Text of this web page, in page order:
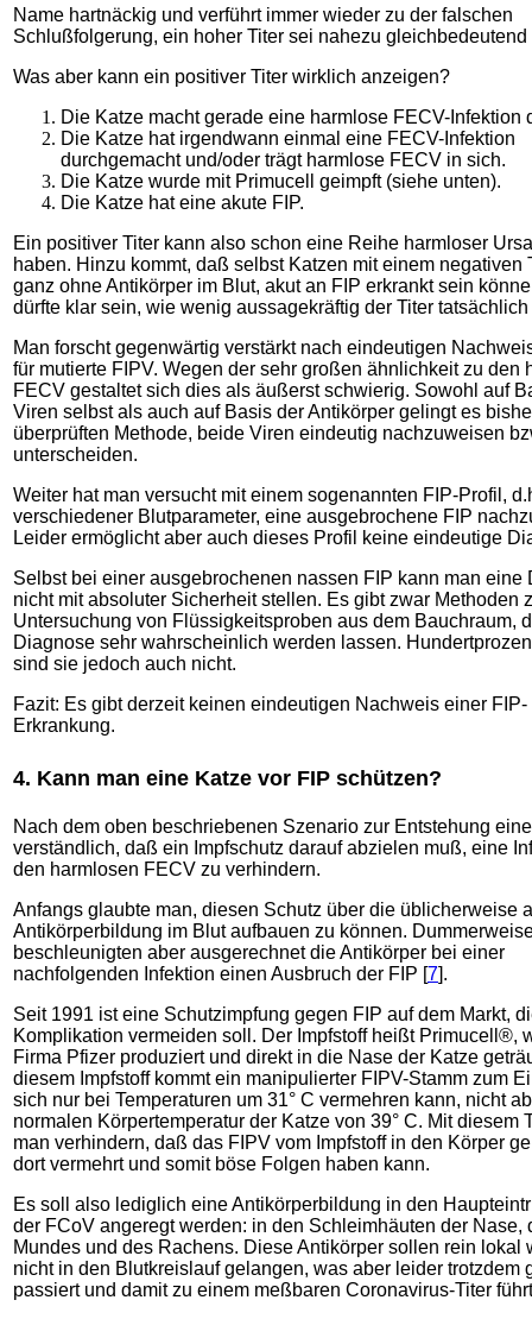
Name hartnäckig und verführt immer wieder zu der falschen
Schlußfolgerung, ein hoher Titer sei nahezu gleichbedeutend
Was aber kann ein positiver Titer wirklich anzeigen?
Die Katze macht gerade eine harmlose FECV-Infektion
Die Katze hat irgendwann einmal eine FECV-Infektion
durchgemacht und/oder trägt harmlose FECV in sich.
Die Katze wurde mit Primucell geimpft (siehe unten).
Die Katze hat eine akute FIP.
Ein positiver Titer kann also schon eine Reihe harmloser
haben. Hinzu kommt, daß selbst Katzen mit einem negativen
ganz ohne Antikörper im Blut, akut an FIP erkrankt sein
dürfte klar sein, wie wenig aussagekräftig der Titer tatsächlich
Man forscht gegenwärtig verstärkt nach eindeutigen
für mutierte FIPV. Wegen der sehr großen ähnlichkeit zu den
FECV gestaltet sich dies als äußerst schwierig. Sowohl auf
Viren selbst als auch auf Basis der Antikörper gelingt es
überprüften Methode, beide Viren eindeutig nachzuweisen
unterscheiden.
Weiter hat man versucht mit einem sogenannten FIP-Profil,
verschiedener Blutparameter, eine ausgebrochene FIP
Leider ermöglicht aber auch dieses Profil keine eindeutige
Selbst bei einer ausgebrochenen nassen FIP kann man eine
nicht mit absoluter Sicherheit stellen. Es gibt zwar Methoden
Untersuchung von Flüssigkeitsproben aus dem Bauchraum,
Diagnose sehr wahrscheinlich werden lassen.
sind sie jedoch auch nicht.
Fazit: Es gibt derzeit keinen eindeutigen Nachweis einer FIP-
Erkrankung.
4. Kann man eine Katze vor FIP schützen?
Nach dem oben beschriebenen Szenario zur Entstehung
verständlich, daß ein Impfschutz darauf abzielen muß, eine
den harmlosen FECV zu verhindern.
Anfangs glaubte man, diesen Schutz über die üblicherweise
Antikörperbildung im Blut aufbauen zu können.
beschleunigten aber ausgerechnet die Antikörper bei einer
nachfolgenden Infektion einen Ausbruch der FIP [7].
Seit 1991 ist eine Schutzimpfung gegen FIP auf dem Markt,
Komplikation vermeiden soll. Der Impfstoff heißt Primucell®,
Firma Pfizer produziert und direkt in die Nase der Katze
diesem Impfstoff kommt ein manipulierter FIPV-Stamm zum
sich nur bei Temperaturen um 31° C vermehren kann, nicht
normalen Körpertemperatur der Katze von 39° C. Mit diesem
man verhindern, daß das FIPV vom Impfstoff in den Körper
dort vermehrt und somit böse Folgen haben kann.
Es soll also lediglich eine Antikörperbildung in den
der FCoV angeregt werden: in den Schleimhäuten der Nase,
Mundes und des Rachens. Diese Antikörper sollen rein lokal
nicht in den Blutkreislauf gelangen, was aber leider trotzdem
passiert und damit zu einem meßbaren Coronavirus-Titer